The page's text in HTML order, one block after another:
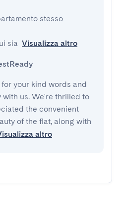
stesso
sia Visualizza altro
your kind words and
us. We're thrilled to
the convenient
of the flat, along with
altro